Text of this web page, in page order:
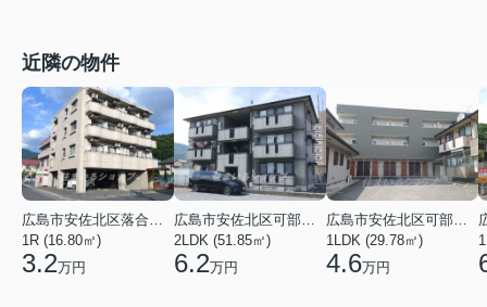
近隣の物件
広島市安佐北区落合２丁目
1R (16.80㎡)
3.2万円
広島市安佐北区可部４丁目
2LDK (51.85㎡)
6.2万円
広島市安佐北区可部１丁目
1LDK (29.78㎡)
4.6万円